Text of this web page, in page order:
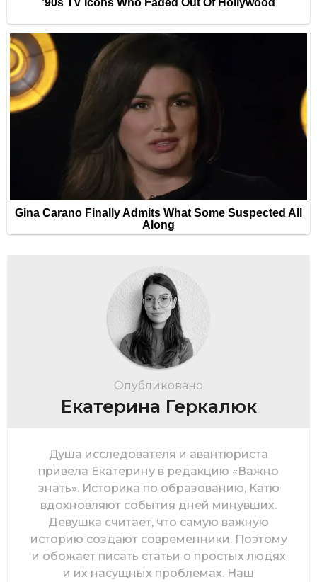
Опубликовано
Екатерина Геркалюк
Душа исследователя и авантюриста
привела Екатерину в редакцию «Важно
знать». Историка по образованию, Катю
вдохновляют события дней минувших.
Девушка считает, что самую важную
историю создают современники. Поэтому
и обожает писать статьи о простых людях
и их насущных проблемах. Наш